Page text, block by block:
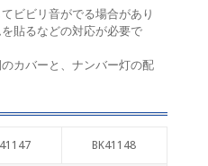
ビビリ音がでる場合があり
貼るなどの対応が必要で
カバーと、ナンバー灯の配
BK41148